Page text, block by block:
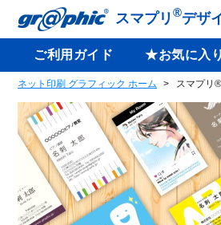
スマプリ ®デザ
ご利用ガイド ★お気に入
ネット印刷 グラフィック ホーム スマプリ